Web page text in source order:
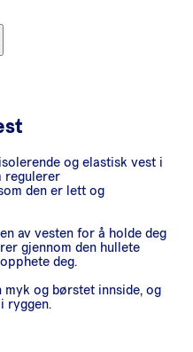
og elastisk vest i
regulerer
den er lett og
av vesten for å holde deg
gjennom den hullete
deg.
myk og børstet innside, og
ryggen.